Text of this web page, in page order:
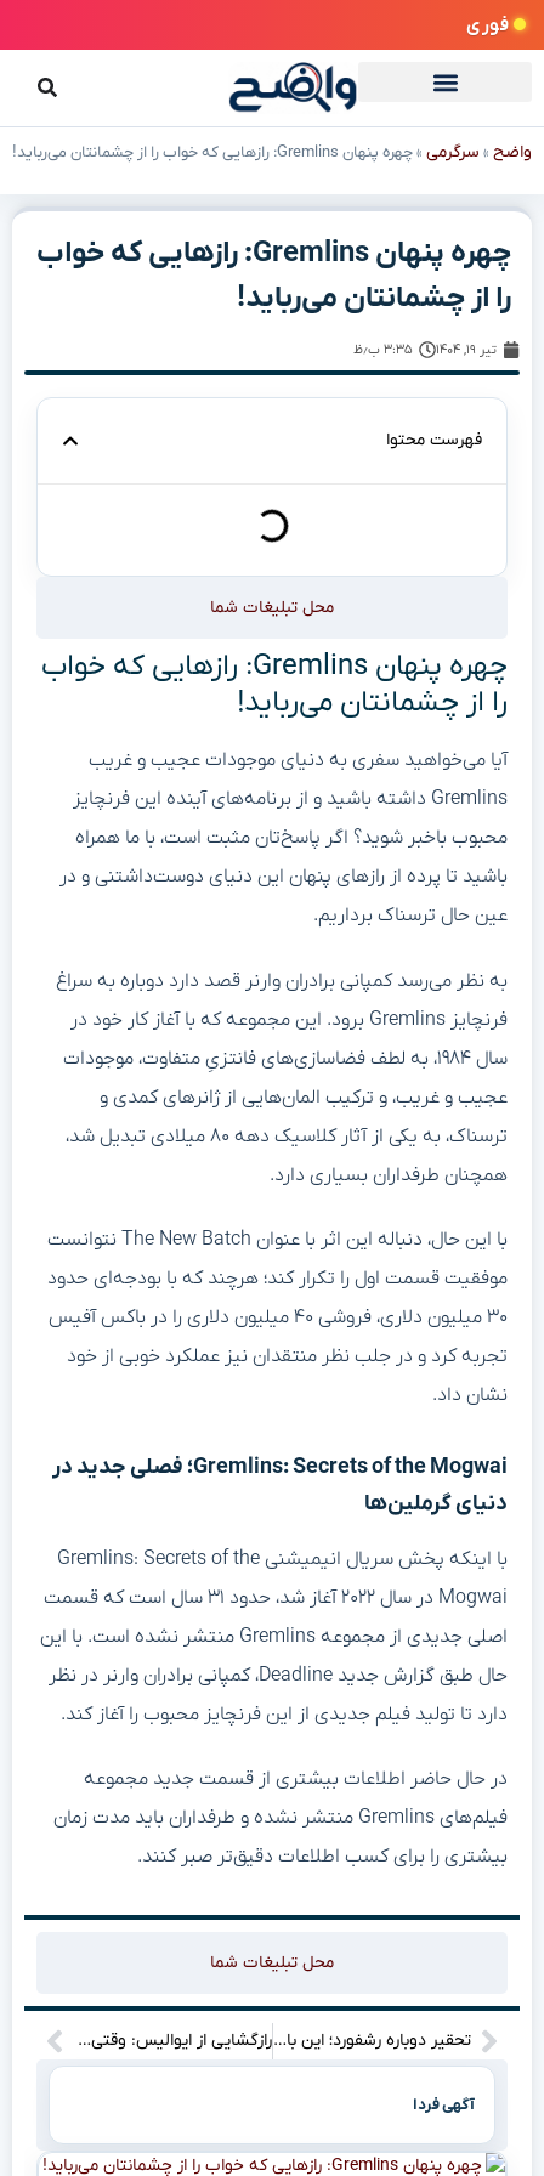
فوری
واضح » سرگرمی »چهره پنهان Gremlins: رازهایی که خواب را از چشمانتان می‌رباید!
چهره پنهان Gremlins: رازهایی که خواب
را از چشمانتان می‌رباید!
تیر ۱۹, ۱۴۰۴ ۳:۳۵ ب٫ظ
فهرست محتوا
محل تبلیغات شما
چهره پنهان Gremlins: رازهایی که خواب
را از چشمانتان می‌رباید!
آیا می‌خواهید سفری به دنیای موجودات عجیب و غریب
Gremlins داشته باشید و از برنامه‌های آینده این فرنچایز
محبوب باخبر شوید؟ اگر پاسخ‌تان مثبت است، با ما همراه
باشید تا پرده از رازهای پنهان این دنیای دوست‌داشتنی و در
عین حال ترسناک برداریم.
به نظر می‌رسد کمپانی برادران وارنر قصد دارد دوباره به سراغ
فرنچایز Gremlins برود. این مجموعه که با آغاز کار خود در
سال ۱۹۸۴، به لطف فضاسازی‌های فانتزیِ متفاوت، موجودات
عجیب و غریب، و ترکیب المان‌هایی از ژانرهای کمدی و
ترسناک، به یکی از آثار کلاسیک دهه ۸۰ میلادی تبدیل شد،
همچنان طرفداران بسیاری دارد.
با این حال، دنباله این اثر با عنوان The New Batch نتوانست
موفقیت قسمت اول را تکرار کند؛ هرچند که با بودجه‌ای حدود
۳۰ میلیون دلاری، فروشی ۴۰ میلیون دلاری را در باکس آفیس
تجربه کرد و در جلب نظر منتقدان نیز عملکرد خوبی از خود
نشان داد.
Gremlins: Secrets of the Mogwai؛ فصلی جدید در
دنیای گرملین‌ها
با اینکه پخش سریال انیمیشنی Gremlins: Secrets of the
Mogwai در سال ۲۰۲۲ آغاز شد، حدود ۳۱ سال است که قسمت
اصلی جدیدی از مجموعه Gremlins منتشر نشده است. با این
حال طبق گزارش جدید Deadline، کمپانی برادران وارنر در نظر
دارد تا تولید فیلم جدیدی از این فرنچایز محبوب را آغاز کند.
در حال حاضر اطلاعات بیشتری از قسمت جدید مجموعه‌
فیلم‌های Gremlins منتشر نشده و طرفداران باید مدت زمان
بیشتری را برای کسب اطلاعات دقیق‌تر صبر کنند.
محل تبلیغات شما
تحقیر دوباره رشفورد؛ این بار چطور؟ رازگشایی از ایوالیس: وقتی مترجم، معمار دنیای فاینال فانتزی ۱۲ شد!
آگهی فردا